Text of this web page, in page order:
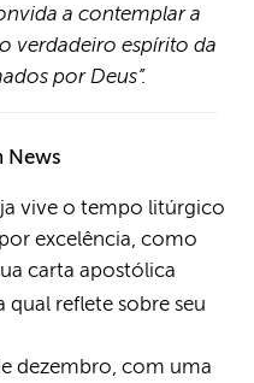
a contemplar a
verdadeiro espírito da
por Deus”.
News
vive o tempo litúrgico
excelência, como
carta apostólica
qual reflete sobre seu
dezembro, com uma